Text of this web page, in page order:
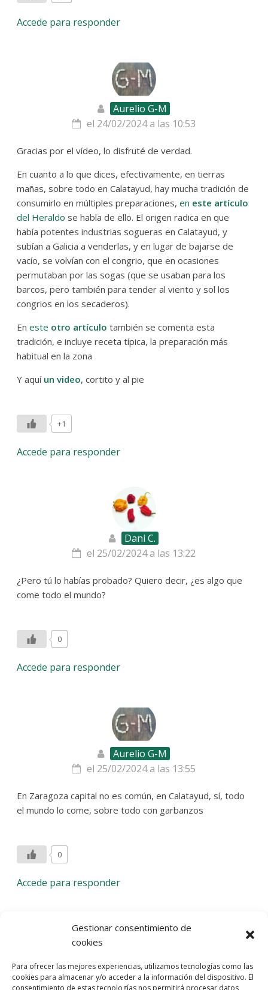
Gestionar consentimiento de
cookies
Para ofrecer las mejores experiencias, utilizamos tecnologías como las
cookies para almacenar y/o acceder a la información del dispositivo. El
consentimiento de estas tecnologías nos permitirá procesar datos
Accede para responder
Aurelio G-M
el 24/02/2024 a las 10:53
Gracias por el vídeo, lo disfruté de verdad.
En cuanto a lo que dices, efectivamente, en tierras
mañas, sobre todo en Calatayud, hay mucha tradición de
consumirlo en múltiples preparaciones,en este artículo
del Heraldo se habla de ello. El origen radica en que
había potentes industrias sogueras en Calatayud, y
subían a Galicia a venderlas, y en lugar de bajarse de
vacío, se volvían con el congrio, que en ocasiones
permutaban por las sogas (que se usaban para los
barcos, pero también para tender al viento y sol los
congrios en los secaderos).
Eneste otro artículo también se comenta esta
tradición, e incluye receta típica, la preparación más
habitual en la zona
Y aquí un video, cortito y al pie
+1
Accede para responder
Dani C.
el 25/02/2024 a las 13:22
¿Pero tú lo habías probado? Quiero decir, ¿es algo que
come todo el mundo?
0
Accede para responder
Aurelio G-M
el 25/02/2024 a las 13:55
En Zaragoza capital no es común, en Calatayud, sí, todo
el mundo lo come, sobre todo con garbanzos
0
Accede para responder
Deja una respuesta
comentario.